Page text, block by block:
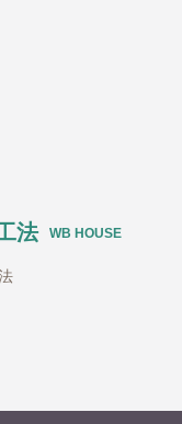
法 WB HOUSE